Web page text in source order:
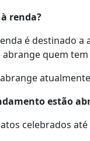
renda?
é destinado
quem
estão
celebrados